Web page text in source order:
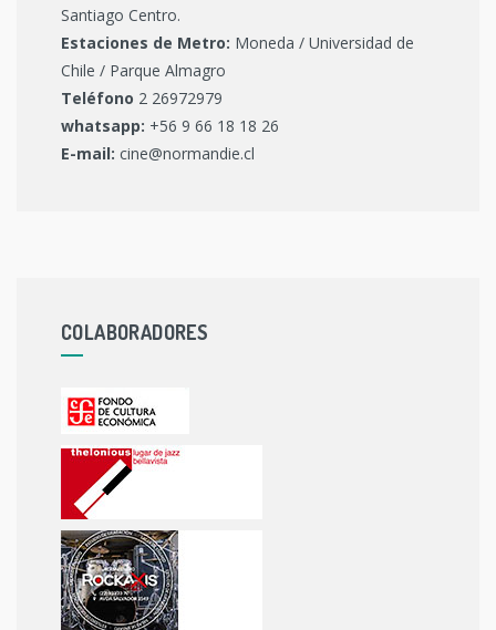
Santiago Centro.
Estaciones de Metro: Moneda / Universidad de
Chile / Parque Almagro
Teléfono 2 26972979
whatsapp: +56 9 66 18 18 26
E-mail: cine@normandie.cl
COLABORADORES